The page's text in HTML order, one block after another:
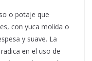
o potaje que
con yuca molida o
y suave. La
en el uso de